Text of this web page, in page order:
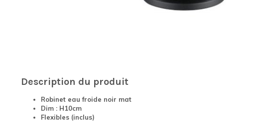
Description du produit
Robinet eau froide noir mat
Dim : H10cm
Flexibles (inclus)